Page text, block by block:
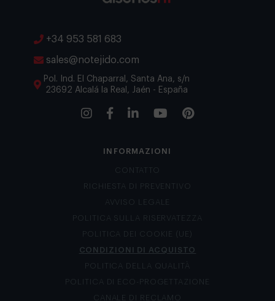
+34 953 581 683
sales@notejido.com
Pol. Ind. El Chaparral, Santa Ana, s/n
23692 Alcalá la Real, Jaén - España
INFORMAZIONI
CONTATTO
RICHIESTA DI PREVENTIVO
AVVISO LEGALE
POLITICA SULLA RISERVATEZZA
POLITICA DEI COOKIE (UE)
CONDIZIONI DI ACQUISTO
POLITICA DELLA QUALITÀ
POLITICA DI ECO-PROGETTAZIONE
CANALE DI RECLAMO